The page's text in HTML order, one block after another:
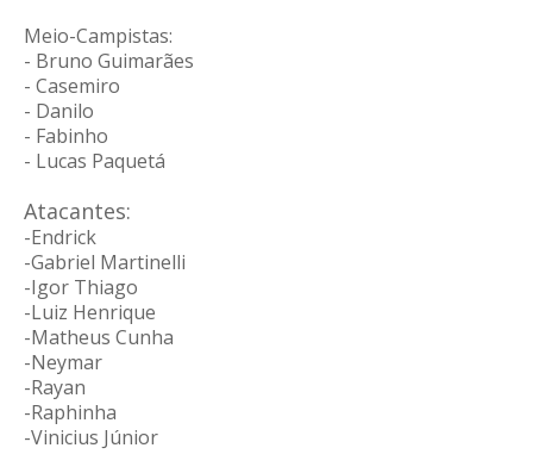
Meio-Campistas:
- Bruno Guimarães
- Casemiro
- Danilo
- Fabinho
- Lucas Paquetá
Atacantes:
-Endrick
-Gabriel Martinelli
-Igor Thiago
-Luiz Henrique
-Matheus Cunha
-Neymar
-Rayan
-Raphinha
-Vinicius Júnior